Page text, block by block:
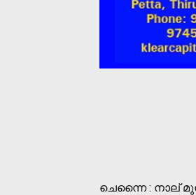
ചെന്നൈ : നാല്